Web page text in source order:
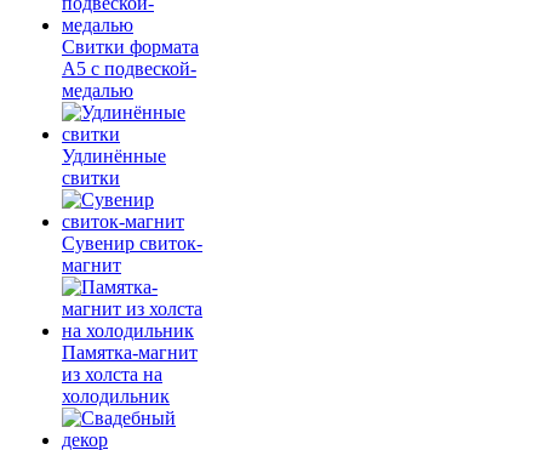
Свитки формата
А5 с подвеской-
медалью
Удлинённые
свитки
Сувенир свиток-
магнит
Памятка-магнит
из холста на
холодильник